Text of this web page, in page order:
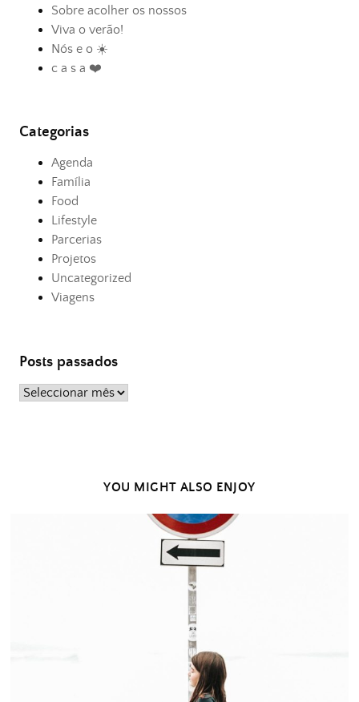
Sobre acolher os nossos
Viva o verão!
Nós e o ☀️
c a s a ❤️
Categorias
Agenda
Família
Food
Lifestyle
Parcerias
Projetos
Uncategorized
Viagens
Posts passados
Posts
YOU MIGHT ALSO ENJOY